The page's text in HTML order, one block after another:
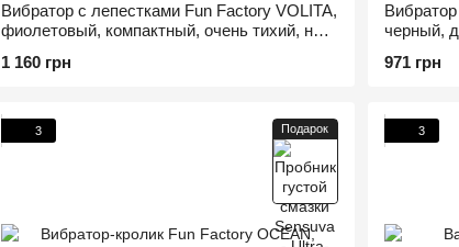
Вибратор с лепестками Fun Factory VOLITA,
фиолетовый, компактный, очень тихий, на
1 160 грн
черный,
971 грн
Подарок
3 3